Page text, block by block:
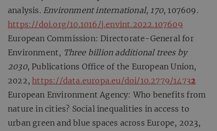
analysis. Environment international, 170, 107609.
https://doi.org/10.1016/j.envint.2022.107609
European Commission: Directorate-General for
Environment, Three billion additional trees by
2030, Publications Office of the European Union,
2022,https://data.europa.eu/doi/10.2779/14732
European Environment Agency: Who benefits from
nature in cities? Social inequalities in access to
urban green and blue spaces across Europe, 2023,